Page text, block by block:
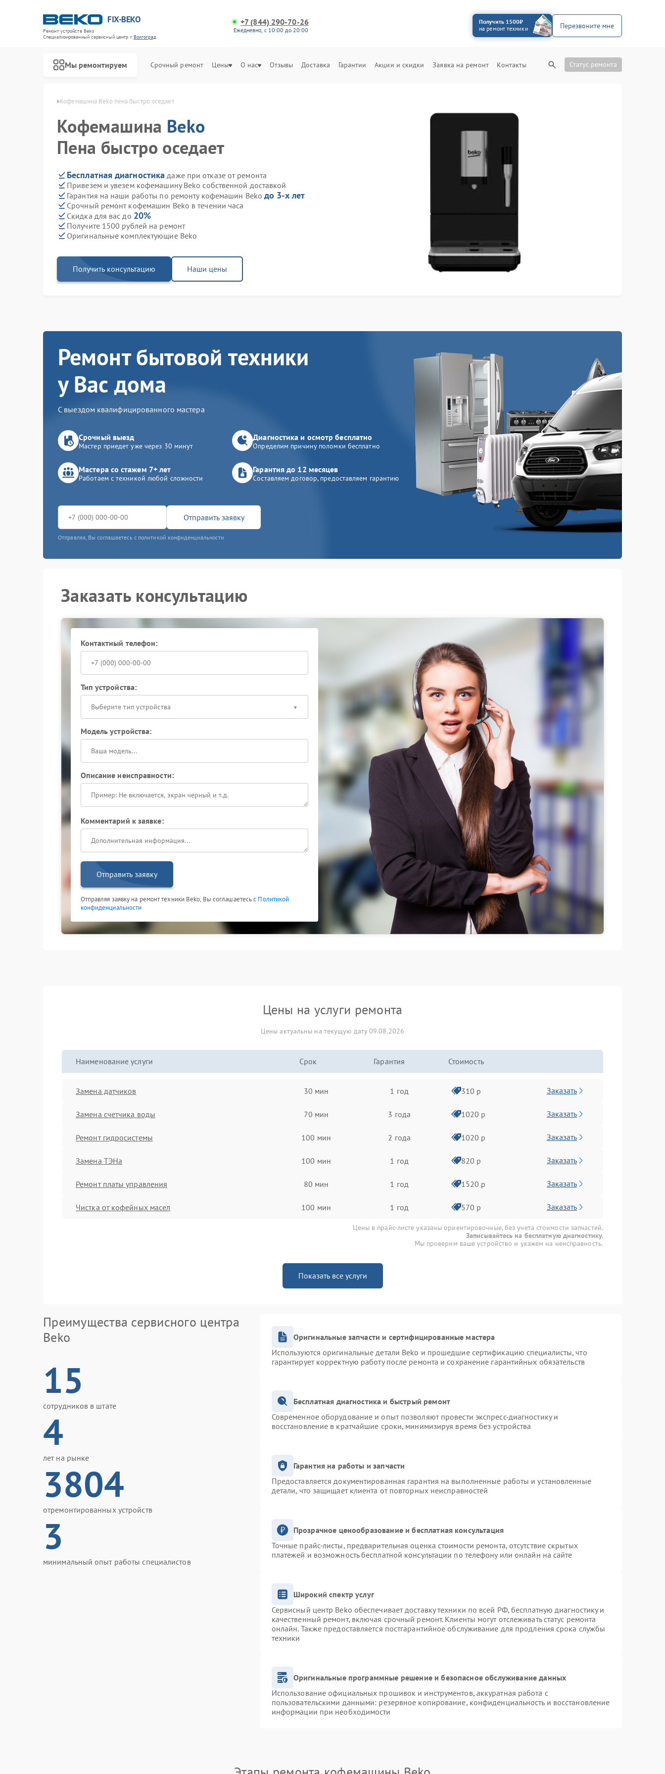
FIX-BEKO
Ремонт устройств Beko
Специализированный cервисный центр г.Волгоград
+7 (844) 290-70-26
Ежедневно, с 10:00 до 20:00
Получить 1500₽
на ремонт техники
Перезвоните мне
Мы ремонтируем Срочный ремонт Цены О нас Отзывы Доставка Гарантии Акции и скидки Заявка на ремонт Контакты Статус ремонта
в Волгограде Кофемашина Beko пена быстро оседает
Кофемашина Beko
Пена быстро оседает
Бесплатная диагностика даже при отказе от ремонта
Привезем и увезем кофемашину Beko собственной доставкой
Гарантия на наши работы по ремонту кофемашин Beko до 3-х лет
Срочный ремонт кофемашин Beko в течении часа
Скидка для вас до 20%
Получите 1500 рублей на ремонт
Оригинальные комплектующие Beko
Получить консультацию Наши цены
Ремонт бытовой техники
у Вас дома
С выездом квалифицированного мастера
Срочный выезд
Мастер приедет уже через 30 минут
Диагностика и осмотр бесплатно
Определим причину поломки бесплатно
Мастера со стажем 7+ лет
Работаем с техникой любой сложности
Гарантия до 12 месяцев
Составляем договор, предоставляем гарантию
Отправить заявку
Отправляя, Вы соглашаетесь с политикой конфиденциальности
Заказать консультацию
Контактный телефон:
Тип устройства:
Выберите тип устройства
Модель устройства:
Описание неисправности:
Комментарий к заявке:
Отправить заявку
Отправляя заявку на ремонт техники Beko, Вы соглашаетесь с Политикой
конфиденциальности
Цены на услуги ремонта
Цены актуальны на текущую дату 09.08.2026
Наименование услуги Срок Гарантия Стоимость
Замена датчиков 30 мин 1 год 310 р Заказать
Замена счетчика воды 70 мин 3 года 1020 р Заказать
Ремонт гидросистемы 100 мин 2 года 1020 р Заказать
Замена ТЭНа 100 мин 1 год 820 р Заказать
Ремонт платы управления 80 мин 1 год 1520 р Заказать
Чистка от кофейных масел 100 мин 1 год 570 р Заказать
Цены в прайс-листе указаны ориентировочные, без учета стоимости запчастей.
Записывайтесь на бесплатную диагностику.
Мы проверим ваше устройство и укажем на неисправность.
Показать все услуги
Преимущества сервисного центра
Beko
15
сотрудников в штате
4
лет на рынке
3804
отремонтированных устройств
3
минимальный опыт работы специалистов
Оригинальные запчасти и сертифицированные мастера
Используются оригинальные детали Beko и прошедшие сертификацию специалисты, что
гарантирует корректную работу после ремонта и сохранение гарантийных обязательств
Бесплатная диагностика и быстрый ремонт
Современное оборудование и опыт позволяют провести экспресс-диагностику и
восстановление в кратчайшие сроки, минимизируя время без устройства
Гарантия на работы и запчасти
Предоставляется документированная гарантия на выполненные работы и установленные
детали, что защищает клиента от повторных неисправностей
Прозрачное ценообразование и бесплатная консультация
Точные прайс-листы, предварительная оценка стоимости ремонта, отсутствие скрытых
платежей и возможность бесплатной консультации по телефону или онлайн на сайте
Широкий спектр услуг
Сервисный центр Beko обеспечивает доставку техники по всей РФ, бесплатную диагностику и
качественный ремонт, включая срочный ремонт. Клиенты могут отслеживать статус ремонта
онлайн. Также предоставляется постгарантийное обслуживание для продления срока службы
техники
Оригинальные программные решение и безопасное обслуживание данных
Использование официальных прошивок и инструментов, аккуратная работа с
пользовательскими данными: резервное копирование, конфиденциальность и восстановление
информации при необходимости